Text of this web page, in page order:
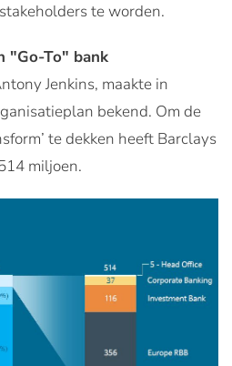
te worden.
"Go-To" bank
Jenkins, maakte in
bekend. Om de
te dekken heeft Barclays
miljoen.